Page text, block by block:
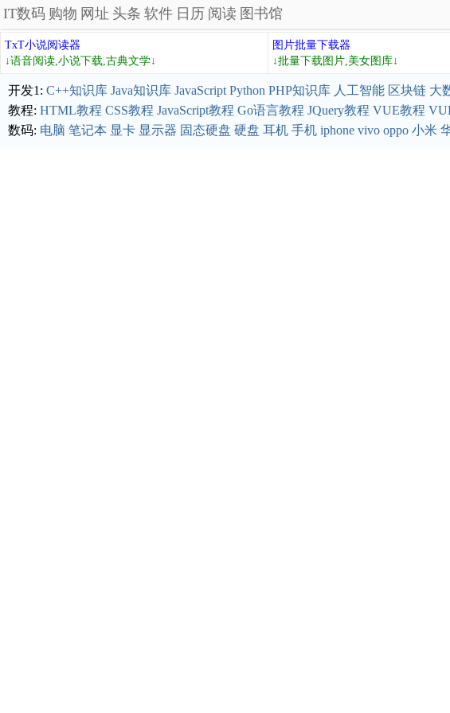
IT数码 购物 网址 头条 软件 日历 阅读 图书馆
TxT小说阅读器
↓语音阅读,小说下载,古典文学↓
图片批量下载器
↓批量下载图片,美女图库↓
开发1: C++知识库 Java知识库 JavaScript Python PHP知识库 人工智能 区块链 大
教程: HTML教程 CSS教程 JavaScript教程 Go语言教程 JQuery教程 VUE教程
数码: 电脑 笔记本 显卡 显示器 固态硬盘 硬盘 耳机 手机 iphone vivo oppo 小米